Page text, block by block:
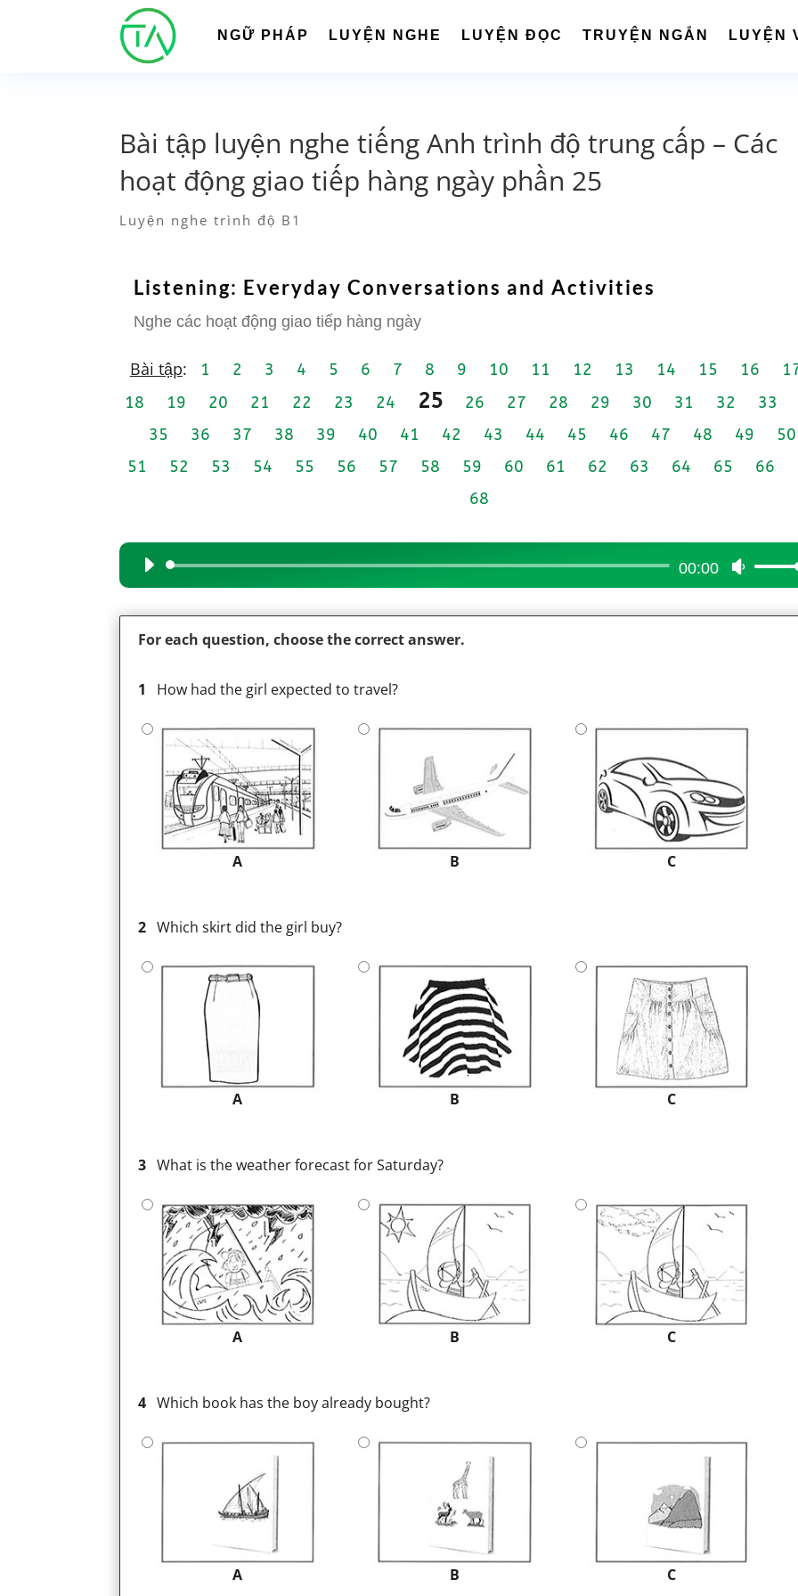
NGỮ PHÁP LUYỆN NGHE LUYỆN ĐỌC TRUYỆN NGẮN LUYỆN
Bài tập luyện nghe tiếng Anh trình độ trung cấp – Các
hoạt động giao tiếp hàng ngày phần 25
Luyện nghe trình độ B1
Listening: Everyday Conversations and Activities
Nghe các hoạt động giao tiếp hàng ngày
Bài tập: 1 2 3 4 5 6 7 8 9 10 11 12 13 14 15 16
18
19 20 21 22 23 24 25 26 27 28 29 30 31 32 33
35
36 37 38 39 40 41 42 43 44 45 46 47 48 49
50
51
52 53 54 55 56 57 58 59 60 61 62 63 64 65 66
68
Audio
Player
00:00
Use
Up/
Arrow
For each question, choose the correct answer.
1 How had the girl expected to travel?
A B C
2 Which skirt did the girl buy?
A B C
3 What is the weather forecast for Saturday?
A B C
4 Which book has the boy already bought?
A B C